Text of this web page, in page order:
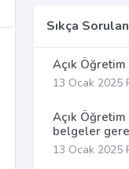
Sıkça
Açık Öğretim
13 Ocak 2025
Açık
belgeler
13 Ocak 2025